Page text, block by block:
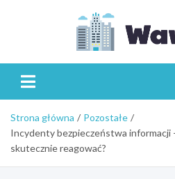
Strona główna
Pozostałe
Incydenty bezpieczeństwa informacji
skutecznie reagować?